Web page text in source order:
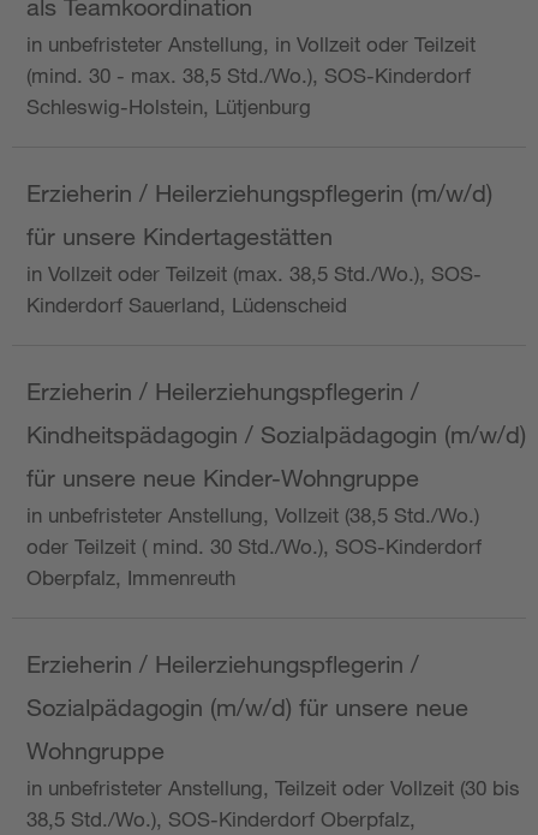
als Teamkoordination
in unbefristeter Anstellung, in Vollzeit oder Teilzeit
(mind. 30 - max. 38,5 Std./Wo.), SOS-Kinderdorf
Schleswig-Holstein, Lütjenburg
Erzieherin / Heilerziehungspflegerin (m/w/d)
für unsere Kindertagestätten
in Vollzeit oder Teilzeit (max. 38,5 Std./Wo.), SOS-
Kinderdorf Sauerland, Lüdenscheid
Erzieherin / Heilerziehungspflegerin /
Kindheitspädagogin / Sozialpädagogin (m/w/d)
für unsere neue Kinder-Wohngruppe
in unbefristeter Anstellung, Vollzeit (38,5 Std./Wo.)
oder Teilzeit ( mind. 30 Std./Wo.), SOS-Kinderdorf
Oberpfalz, Immenreuth
Erzieherin / Heilerziehungspflegerin /
Sozialpädagogin (m/w/d) für unsere neue
Wohngruppe
in unbefristeter Anstellung, Teilzeit oder Vollzeit (30 bis
38,5 Std./Wo.), SOS-Kinderdorf Oberpfalz,